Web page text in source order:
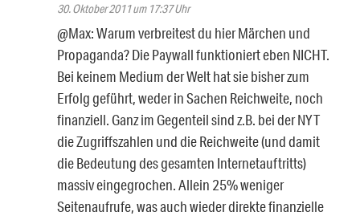
30. Oktober 2011 um 17:37 Uhr
@Max: Warum verbreitest du hier Märchen und
Propaganda? Die Paywall funktioniert eben NICHT.
Bei keinem Medium der Welt hat sie bisher zum
Erfolg geführt, weder in Sachen Reichweite, noch
finanziell. Ganz im Gegenteil sind z.B. bei der NYT
die Zugriffszahlen und die Reichweite (und damit
die Bedeutung des gesamten Internetauftritts)
massiv eingegrochen. Allein 25% weniger
Seitenaufrufe, was auch wieder direkte finanzielle